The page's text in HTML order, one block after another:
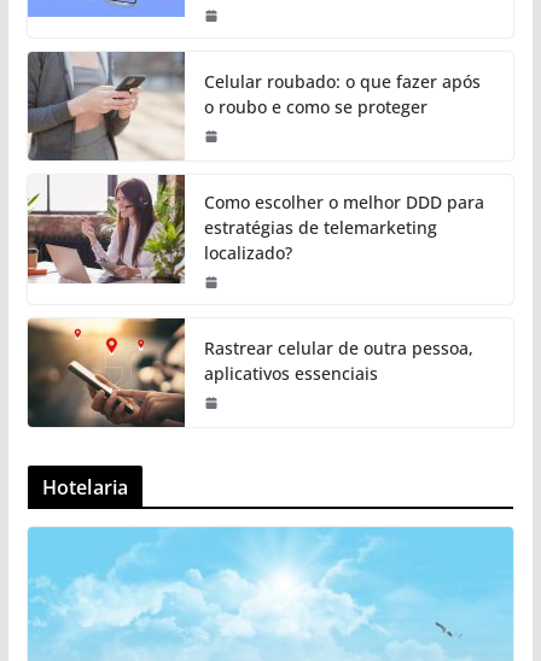
Celular roubado: o que fazer após
o roubo e como se proteger
Como escolher o melhor DDD para
estratégias de telemarketing
localizado?
Rastrear celular de outra pessoa,
aplicativos essenciais
Hotelaria